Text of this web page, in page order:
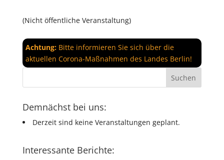
(Nicht öffentliche Veranstaltung)
Achtung:Bitte informieren Sie sich über die
aktuellen Corona-Maßnahmen des Landes Berlin!
Demnächst bei uns:
Derzeit sind keine Veranstaltungen geplant.
Interessante Berichte: